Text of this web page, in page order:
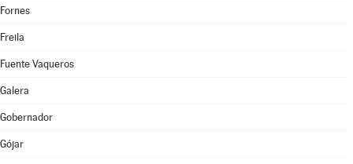
Fornes
Freila
Fuente Vaqueros
Galera
Gobernador
Gójar